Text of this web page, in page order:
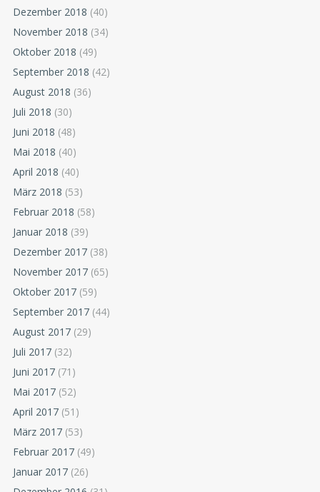
Dezember 2018 (40)
November 2018 (34)
Oktober 2018 (49)
September 2018 (42)
August 2018 (36)
Juli 2018 (30)
Juni 2018 (48)
Mai 2018 (40)
April 2018 (40)
März 2018 (53)
Februar 2018 (58)
Januar 2018 (39)
Dezember 2017 (38)
November 2017 (65)
Oktober 2017 (59)
September 2017 (44)
August 2017 (29)
Juli 2017 (32)
Juni 2017 (71)
Mai 2017 (52)
April 2017 (51)
März 2017 (53)
Februar 2017 (49)
Januar 2017 (26)